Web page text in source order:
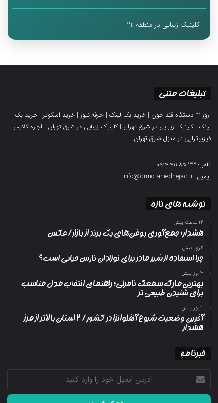
کلینیک زیبایی در منطقه 22
تبلیغات متنی
ارور h1 دستگاه قند خون | خرید بک لینک | حرفه نیوز | خرید اسکوتر | خرید بک
لینک |کلینیک زیبایی در شرق تهران |کلینیک زیبایی در شرق تهران | اجاره کلایمر |
فیزیوتراپی در منزل شرق تهران |
تلفن: 0914.411.85.33
ایمیل: info@drmotamednejad.ir
نوشته های تازه
22 ساعت پیش
هشدار؛ جمع‌آوری روغن‌های یک برند از بازار/ عکس
2 روز پیش
چرا استفاده از شیر مادر برای نوزادان نارس حیاتی است؟
3 روز پیش
بهترین مارک سمعک نامرئی؛ راهنمای انتخاب مدل مناسب
برای شنیدن طبیعی تر
3 روز پیش
آخرین وضعیت شیوع آنفلوانزا در کشور/ ۲ استان بالاتر از مرز
هشدار
خبرنامه
آدرس
ایمیل
خود